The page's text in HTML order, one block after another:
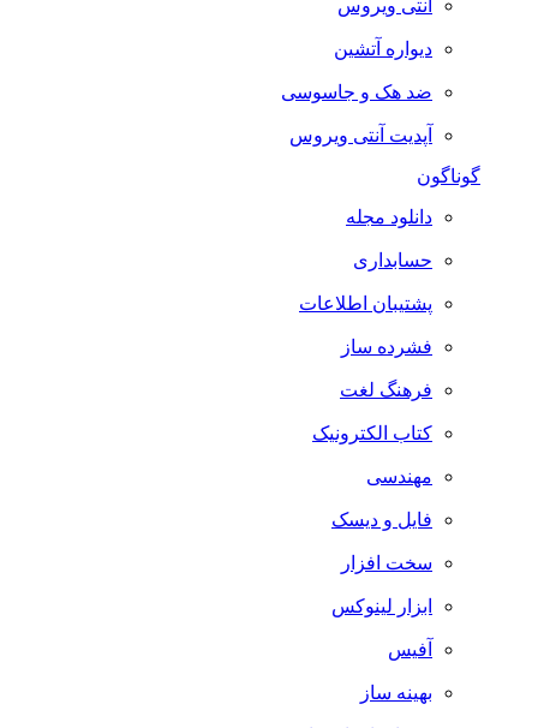
آنتی ویروس
دیواره آتشین
ضد هک و جاسوسی
آپدیت آنتی ویروس
گوناگون
دانلود مجله
حسابداری
پشتیبان اطلاعات
فشرده ساز
فرهنگ لغت
کتاب الکترونیک
مهندسی
فایل و دیسک
سخت افزار
ابزار لینوکس
آفیس
بهینه ساز